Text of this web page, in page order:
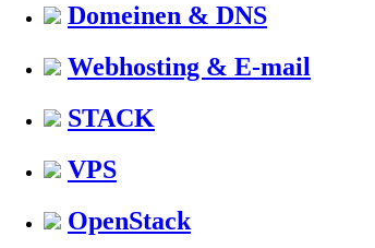
Domeinen & DNS
Webhosting & E-mail
STACK
VPS
OpenStack